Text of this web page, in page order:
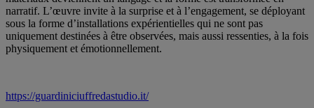
narratif. L’œuvre invite à la surprise et à l’engagement, se déployant
sous la forme d’installations expérientielles qui ne sont pas
uniquement destinées à être observées, mais aussi ressenties, à la fois
physiquement et émotionnellement.
https://guardiniciuffredastudio.it/